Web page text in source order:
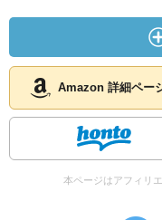
Amazon 詳細ペー
本ページはアフィリ